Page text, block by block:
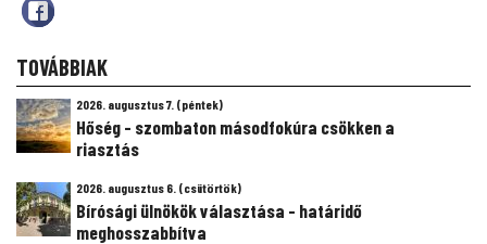
TOVÁBBIAK
2026. augusztus 7. (péntek)
Hőség - szombaton másodfokúra csökken a
riasztás
2026. augusztus 6. (csütörtök)
Bírósági ülnökök választása - határidő
meghosszabbítva